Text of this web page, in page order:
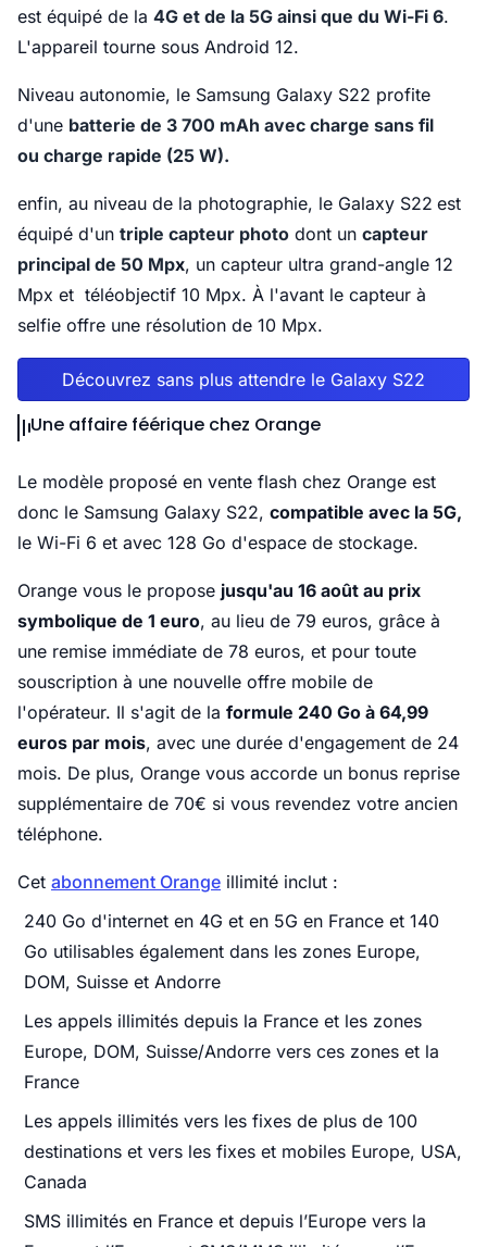
est équipé de la 4G et de la 5G ainsi que du Wi-Fi 6.
L'appareil tourne sous Android 12.
Niveau autonomie, le Samsung Galaxy S22 profite
d'une batterie de 3 700 mAh avec charge sans fil
ou charge rapide (25 W).
enfin, au niveau de la photographie, le Galaxy S22 est
équipé d'un triple capteur photo dont un capteur
principal de 50 Mpx, un capteur ultra grand-angle 12
Mpx et téléobjectif 10 Mpx. À l'avant le capteur à
selfie offre une résolution de 10 Mpx.
Découvrez sans plus attendre le Galaxy S22
Une affaire féérique chez Orange
Le modèle proposé en vente flash chez Orange est
donc le Samsung Galaxy S22, compatible avec la 5G,
le Wi-Fi 6 et avec 128 Go d'espace de stockage.
Orange vous le propose jusqu'au 16 août au prix
symbolique de 1 euro, au lieu de 79 euros, grâce à
une remise immédiate de 78 euros, et pour toute
souscription à une nouvelle offre mobile de
l'opérateur. Il s'agit de la formule 240 Go à 64,99
euros par mois, avec une durée d'engagement de 24
mois. De plus, Orange vous accorde un bonus reprise
supplémentaire de 70€ si vous revendez votre ancien
téléphone.
Cet abonnement Orange illimité inclut :
240 Go d'internet en 4G et en 5G en France et 140
Go utilisables également dans les zones Europe,
DOM, Suisse et Andorre
Les appels illimités depuis la France et les zones
Europe, DOM, Suisse/Andorre vers ces zones et la
France
Les appels illimités vers les fixes de plus de 100
destinations et vers les fixes et mobiles Europe, USA,
Canada
SMS illimités en France et depuis l’Europe vers la